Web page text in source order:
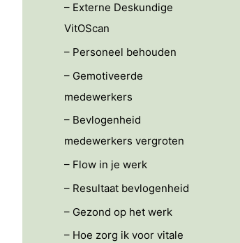
– Externe Deskundige
VitOScan
– Personeel behouden
– Gemotiveerde
medewerkers
– Bevlogenheid
medewerkers vergroten
– Flow in je werk
– Resultaat bevlogenheid
– Gezond op het werk
– Hoe zorg ik voor vitale